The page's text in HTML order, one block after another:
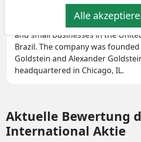
management platform-as-a-
a-service. It caters non-prime
and small businesses in the
Brazil. The company was
Goldstein and Alexander
headquartered in Chicago, IL.
Aktuelle Bewertung
International Aktie
Alle